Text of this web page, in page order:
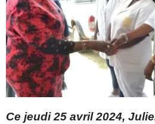
Ce jeudi 25 avril 2024,